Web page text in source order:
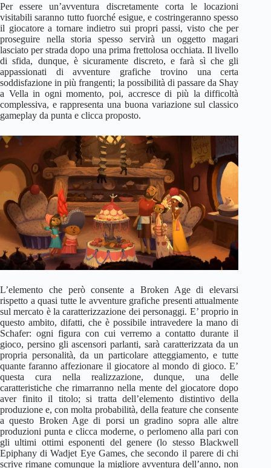
Per essere un’avventura discretamente corta le locazioni
visitabili saranno tutto fuorché esigue, e costringeranno spesso
il giocatore a tornare indietro sui propri passi, visto che per
proseguire nella storia spesso servirà un oggetto magari
lasciato per strada dopo una prima frettolosa occhiata. Il livello
di sfida, dunque, è sicuramente discreto, e farà sì che gli
appassionati di avventure grafiche trovino una certa
soddisfazione in più frangenti; la possibilità di passare da Shay
a Vella in ogni momento, poi, accresce di più la difficoltà
complessiva, e rappresenta una buona variazione sul classico
gameplay da punta e clicca proposto.
L’elemento che però consente a Broken Age di elevarsi
rispetto a quasi tutte le avventure grafiche presenti attualmente
sul mercato è la caratterizzazione dei personaggi. E’ proprio in
questo ambito, difatti, che è possibile intravedere la mano di
Schafer: ogni figura con cui verremo a contatto durante il
gioco, persino gli ascensori parlanti, sarà caratterizzata da un
propria personalità, da un particolare atteggiamento, e tutte
quante faranno affezionare il giocatore al mondo di gioco. E’
questa cura nella realizzazione, dunque, una delle
caratteristiche che rimarranno nella mente del giocatore dopo
aver finito il titolo; si tratta dell’elemento distintivo della
produzione e, con molta probabilità, della feature che consente
a questo Broken Age di porsi un gradino sopra alle altre
produzioni punta e clicca moderne, o perlomeno alla pari con
gli ultimi ottimi esponenti del genere (lo stesso Blackwell
Epiphany di Wadjet Eye Games, che secondo il parere di chi
scrive rimane comunque la migliore avventura dell’anno, non